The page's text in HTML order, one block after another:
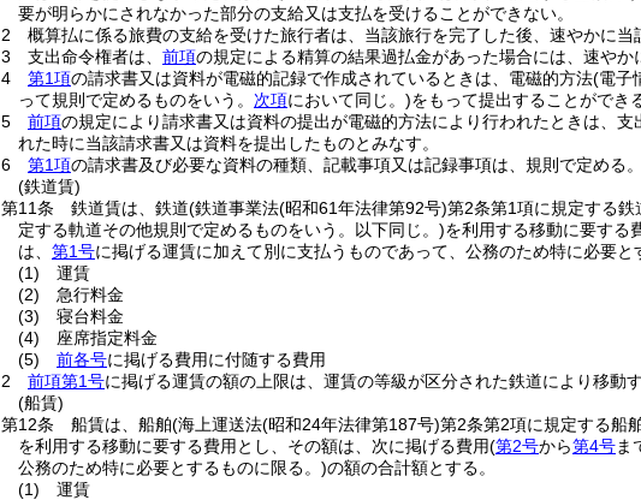
要が明らかにされなかった部分の支給又は支払を受けることができない。
2
概算払に係る旅費の支給を受けた旅行者は、当該旅行を完了した後、速やかに当
3
支出命令権者は、 前項の規定による精算の結果過払金があった場合には、速やか
4
第1項の請求書又は資料が電磁的記録で作成されているときは、電磁的方法(電子
って規則で定めるものをいう。 次項において同じ。)をもって提出することができ
5
前項の規定により請求書又は資料の提出が電磁的方法により行われたときは、
れた時に当該請求書又は資料を提出したものとみなす。
6
第1項の請求書及び必要な資料の種類、記載事項又は記録事項は、規則で定める。
(鉄道賃)
第11条
鉄道賃は、鉄道(鉄道事業法(昭和61年法律第92号)第2条第1項に規定する
定する軌道その他規則で定めるものをいう。以下同じ。)を利用する移動に要する
は、 第1号に掲げる運賃に加えて別に支払うものであって、公務のため特に必要と
(1)
運賃
(2)
急行料金
(3)
寝台料金
(4)
座席指定料金
(5)
前各号に掲げる費用に付随する費用
2
前項第1号に掲げる運賃の額の上限は、運賃の等級が区分された鉄道により移動
(船賃)
第12条
船賃は、船舶(海上運送法(昭和24年法律第187号)第2条第2項に規定する船
を利用する移動に要する費用とし、その額は、次に掲げる費用(第2号から第4号ま
公務のため特に必要とするものに限る。)の額の合計額とする。
(1)
運賃